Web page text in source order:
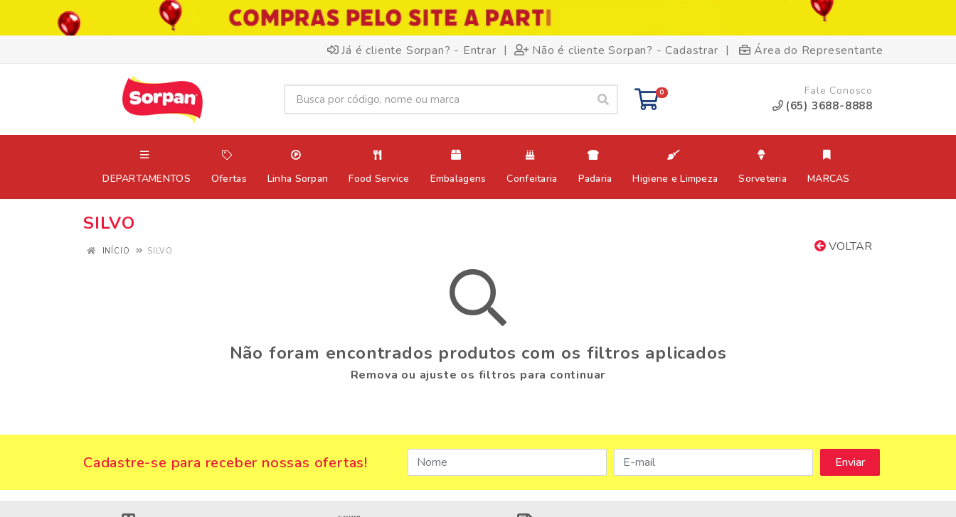
Já é cliente Sorpan? - Entrar | Não é cliente Sorpan? - Cadastrar | Área do Representante
0 Fale Conosco
(65) 3688-8888
DEPARTAMENTOS Ofertas Linha Sorpan Food Service Embalagens Confeitaria Padaria Higiene e Limpeza Sorveteria MARCAS
SILVO
VOLTAR
INÍCIO SILVO
Não foram encontrados produtos com os filtros aplicados
Remova ou ajuste os filtros para continuar
Cadastre-se para receber nossas ofertas!